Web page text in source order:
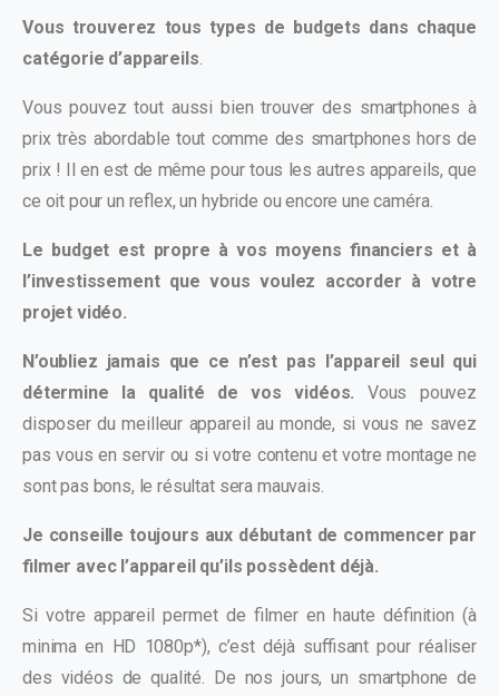
Vous trouverez tous types de budgets dans chaque
catégorie d’appareils
Vous pouvez tout aussi bien trouver des smartphones à
prix très abordable tout comme des smartphones hors de
prix ! Il en est de même pour tous les autres appareils, que
ce oit pour un reflex, un hybride ou encore une caméra.
Le budget est propre à vos moyens financiers et à
l’investissement que vous voulez accorder à votre
projet vidéo.
N’oubliez jamais que ce n’est pas l’appareil seul qui
détermine la qualité de vos vidéos. Vous pouvez
disposer du meilleur appareil au monde, si vous ne savez
pas vous en servir ou si votre contenu et votre montage ne
sont pas bons, le résultat sera mauvais.
Je conseille toujours aux débutant de commencer par
filmer avec l’appareil qu’ils possèdent déjà.
Si votre appareil permet de filmer en haute définition (à
minima en HD 1080p*), c’est déjà suffisant pour réaliser
des vidéos de qualité. De nos jours, un smartphone de